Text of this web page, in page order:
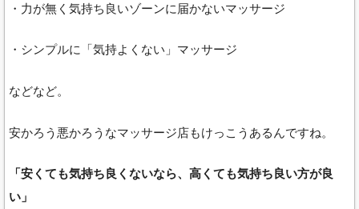
・力が無く気持ち良いゾーンに届かないマッサージ
・シンプルに「気持よくない」マッサージ
などなど。
安かろう悪かろうなマッサージ店もけっこうあるんですね。
「安くても気持ち良くないなら、高くても気持ち良い方が良
い」